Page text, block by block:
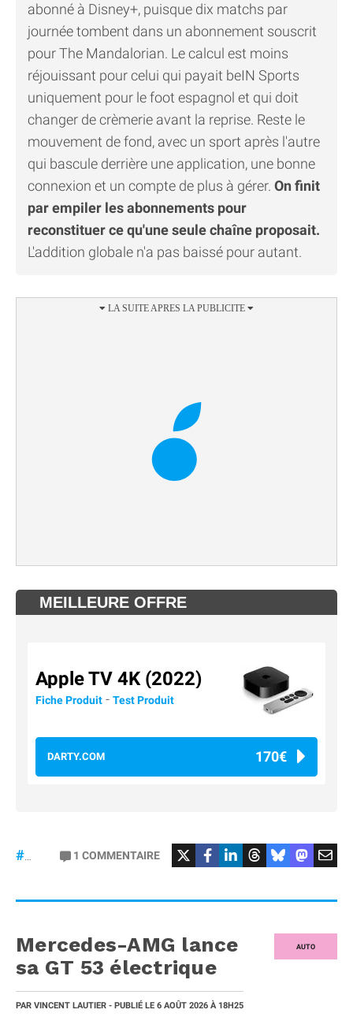
abonné à Disney+, puisque dix matchs par
journée tombent dans un abonnement souscrit
pour The Mandalorian. Le calcul est moins
réjouissant pour celui qui payait beIN Sports
uniquement pour le foot espagnol et qui doit
changer de crèmerie avant la reprise. Reste le
mouvement de fond, avec un sport après l'autre
qui bascule derrière une application, une bonne
connexion et un compte de plus à gérer. On finit
par empiler les abonnements pour
reconstituer ce qu'une seule chaîne proposait.
L'addition globale n'a pas baissé pour autant.
MEILLEURE OFFRE
Apple TV 4K (2022)
Fiche Produit - Test Produit
DARTY.COM 170€
#DisneyPlus #Football #liga
1 COMMENTAIRE
AUTO
Mercedes-AMG lance
sa GT 53 électrique
PAR VINCENT LAUTIER - PUBLIÉ LE 6 AOÛT 2026 À 18H25